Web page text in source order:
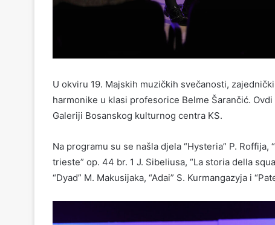
U okviru 19. Majskih muzičkih svečanosti,
harmonike u klasi profesorice Belme Šarančić.
Galeriji Bosanskog kulturnog centra KS.
Na programu su se našla djela “Hysteria” P. Roffija,
trieste” op. 44 br. 1 J. Sibeliusa, “La storia della
“Dyad” M. Makusijaka, “Adai” S. Kurmangazyja i